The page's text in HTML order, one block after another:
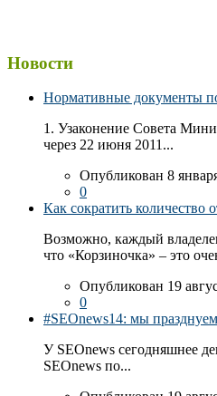
Новости
Нормативные документы
1. Узаконение Совета
через 22 июня 2011...
Опубликован 8
0
Как сократить количество
Возможно, каждый
что «Корзиночка» – это
Опубликован 19
0
#SEOnews14: мы
У SEOnews сегодняшнее
SEOnews по...